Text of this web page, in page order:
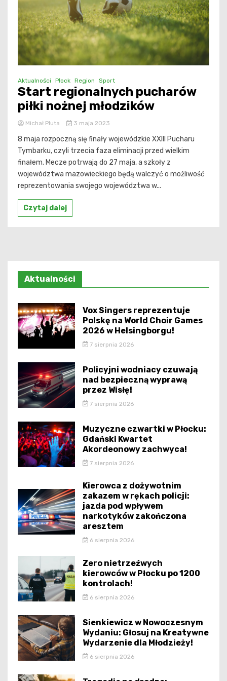
Aktualności Płock Region Sport
Start regionalnych pucharów
piłki nożnej młodzików
Michał Pluta 3 maja 2023
8 maja rozpoczną się finały wojewódzkie XXIII Pucharu
Tymbarku, czyli trzecia faza eliminacji przed wielkim
finałem. Mecze potrwają do 27 maja, a szkoły z
województwa mazowieckiego będą walczyć o możliwość
reprezentowania swojego województwa w...
Czytaj dalej
Aktualności
Vox Singers reprezentuje
Polskę na World Choir Games
2026 w Helsingborgu!
7 sierpnia 2026
Policyjni wodniacy czuwają
nad bezpieczną wyprawą
przez Wisłę!
7 sierpnia 2026
Muzyczne czwartki w Płocku:
Gdański Kwartet
Akordeonowy zachwyca!
7 sierpnia 2026
Kierowca z dożywotnim
zakazem w rękach policji:
jazda pod wpływem
narkotyków zakończona
aresztem
6 sierpnia 2026
Zero nietrzeźwych
kierowców w Płocku po 1200
kontrolach!
6 sierpnia 2026
Sienkiewicz w Nowoczesnym
Wydaniu: Głosuj na Kreatywne
Wydarzenie dla Młodzieży!
6 sierpnia 2026